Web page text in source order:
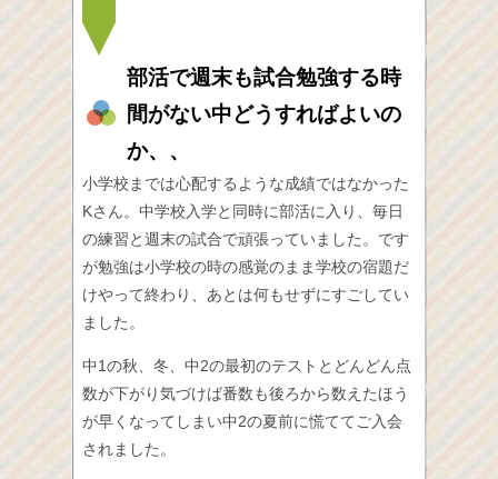
部活で週末も試合勉強する時
間がない中どうすればよいの
か、、
小学校までは心配するような成績ではなかった
Kさん。中学校入学と同時に部活に入り、毎日
の練習と週末の試合で頑張っていました。です
が勉強は小学校の時の感覚のまま学校の宿題だ
けやって終わり、あとは何もせずにすごしてい
ました。
中1の秋、冬、中2の最初のテストとどんどん点
数が下がり気づけば番数も後ろから数えたほう
が早くなってしまい中2の夏前に慌ててご入会
されました。